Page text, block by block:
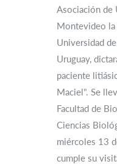
Asociación de
Montevideo la
Universidad
Uruguay,
paciente
Maciel". Se
Facultad de
Ciencias
miércoles 13
cumple su